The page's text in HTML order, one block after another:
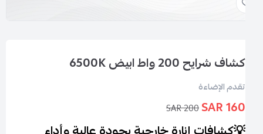
كشاف شرايح 200 واط ابيض 6500K
تقدم الإضاءة
160 SAR
200 SAR